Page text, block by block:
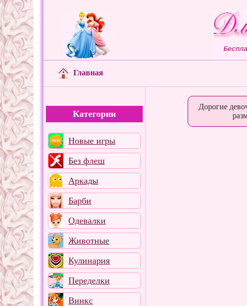
Главная
Категории
Новые игры
Без флеш
Аркады
Барби
Одевалки
Животные
Кулинария
Переделки
Винкс
Дорогие